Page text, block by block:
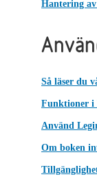
Hantering
Så läser du
Funktioner i
Använd
Om boken